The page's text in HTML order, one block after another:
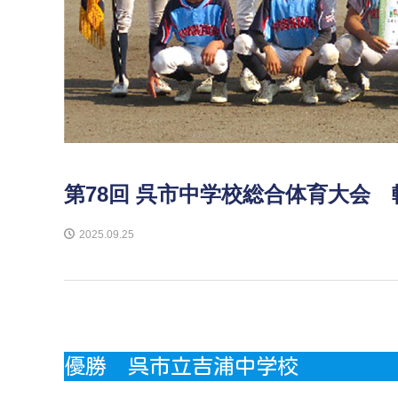
第78回 呉市中学校総合体育大会
2025.09.25
優勝 呉市立吉浦中学校